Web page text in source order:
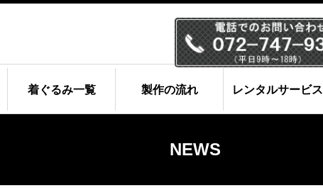
ン
テ
ン
ツ
キ
着ぐるみ一覧 製作の流れ レンタルサービス
NEWS